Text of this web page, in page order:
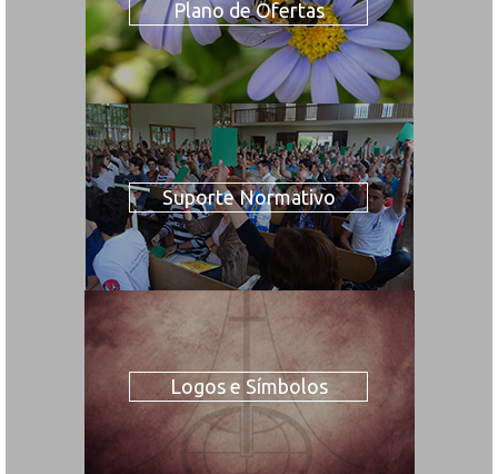
Plano de Ofertas
Suporte Normativo
Logos e Símbolos